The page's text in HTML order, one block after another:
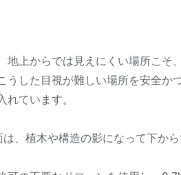
地上からでは見えにくい場所こそ
うした目視が難しい場所を安全か
れています。
、植木や構造の影になって下か